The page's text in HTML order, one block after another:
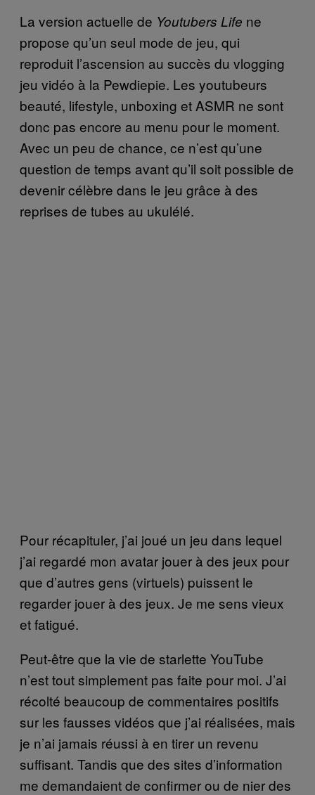
La version actuelle de Youtubers Life ne
propose qu’un seul mode de jeu, qui
reproduit l’ascension au succès du vlogging
jeu vidéo à la Pewdiepie. Les youtubeurs
beauté, lifestyle, unboxing et ASMR ne sont
donc pas encore au menu pour le moment.
Avec un peu de chance, ce n’est qu’une
question de temps avant qu’il soit possible de
devenir célèbre dans le jeu grâce à des
reprises de tubes au ukulélé.
Pour récapituler, j’ai joué un jeu dans lequel
j’ai regardé mon avatar jouer à des jeux pour
que d’autres gens (virtuels) puissent le
regarder jouer à des jeux. Je me sens vieux
et fatigué.
Peut-être que la vie de starlette YouTube
n’est tout simplement pas faite pour moi. J’ai
récolté beaucoup de commentaires positifs
sur les fausses vidéos que j’ai réalisées, mais
je n’ai jamais réussi à en tirer un revenu
suffisant. Tandis que des sites d’information
me demandaient de confirmer ou de nier des